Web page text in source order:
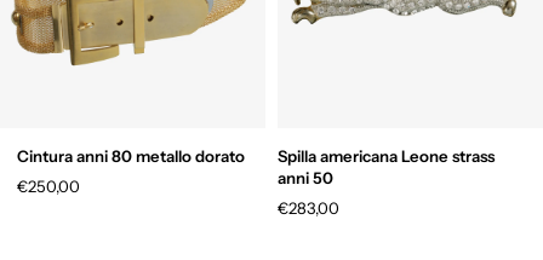
Cintura anni 80 metallo dorato
€250,00
Spilla americana Leone strass
anni 50
€283,00